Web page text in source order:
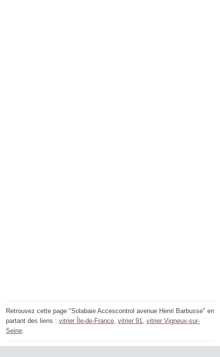
Retrouvez cette page "Solabaie Accescontrol avenue Henri Barbusse" en
partant des liens : vitrier Île-de-France vitrier 91
vitrier Vigneux-sur-
Seine